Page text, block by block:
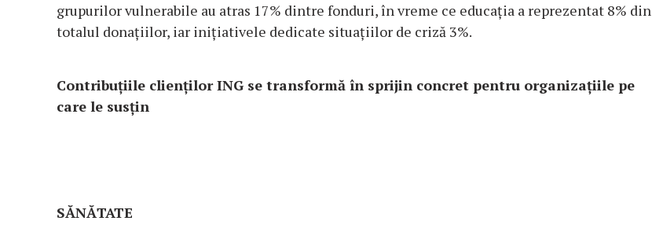
grupurilor vulnerabile au atras 17% dintre fonduri, în vreme ce educația a reprezentat 8% din
totalul donațiilor, iar inițiativele dedicate situațiilor de criză 3%.
Contribuțiile clienților ING se transformă în sprijin concret pentru organizațiile pe
care le susțin
SĂNĂTATE